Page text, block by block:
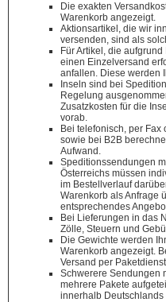
Die exakten
Warenkorb angezeigt.
Aktionsartikel, die wir
versenden, sind als
Für Artikel, die
einen Einzelversand
anfallen. Diese werden
Inseln sind bei
Regelung
Zusatzkosten für die
vorab.
Bei telefonisch, per
sowie bei B2B
Aufwand.
Speditionssendungen
Österreichs müssen
im Bestellverlauf
Warenkorb als Anfrage
entsprechendes
Bei Lieferungen in das
Zölle, Steuern und
Die Gewichte werden
Warenkorb angezeigt.
Versand per
Schwerere Sendungen
mehrere Pakete
innerhalb Deutschlands